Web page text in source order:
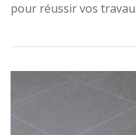
pour réussir vos